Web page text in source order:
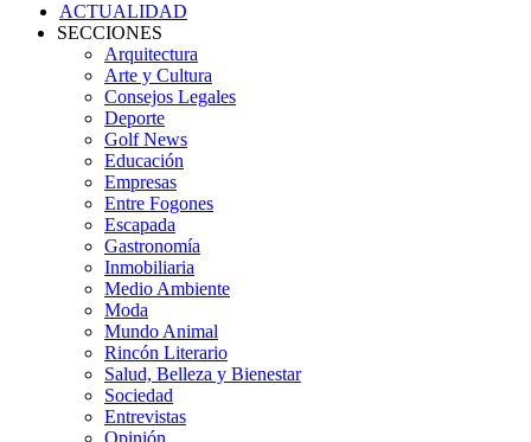
ACTUALIDAD
SECCIONES
Arquitectura
Arte y Cultura
Consejos Legales
Deporte
Golf News
Educación
Empresas
Entre Fogones
Escapada
Gastronomía
Inmobiliaria
Medio Ambiente
Moda
Mundo Animal
Rincón Literario
Salud, Belleza y Bienestar
Sociedad
Entrevistas
Opinión